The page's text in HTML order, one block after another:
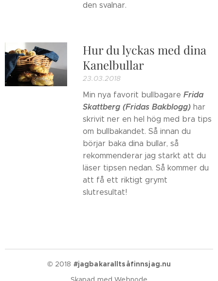
den svalnar.
Hur du lyckas med dina
Kanelbullar
23.03.2018
Min nya favorit bullbagareFrida
Skattberg (Fridas Bakblogg) har
skrivit ner en hel hög med bra tips
om bullbakandet. Så innan du
börjar baka dina bullar, så
rekommenderar jag starkt att du
läser tipsen nedan. Så kommer du
att få ett riktigt grymt
slutresultat!
© 2018 #jagbakaralltsåfinnsjag.nu